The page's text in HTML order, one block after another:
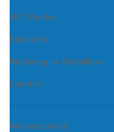
JETI Duplex
Klebstoffe
Werkzeug im Modellbau
Zubehör
Wunschzettel 0